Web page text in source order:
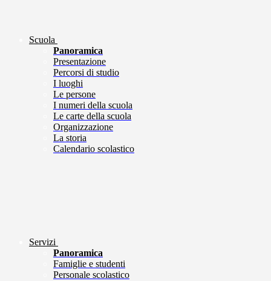
Scuola
Panoramica
Presentazione
Percorsi di studio
I luoghi
Le persone
I numeri della scuola
Le carte della scuola
Organizzazione
La storia
Calendario scolastico
Servizi
Panoramica
Famiglie e studenti
Personale scolastico